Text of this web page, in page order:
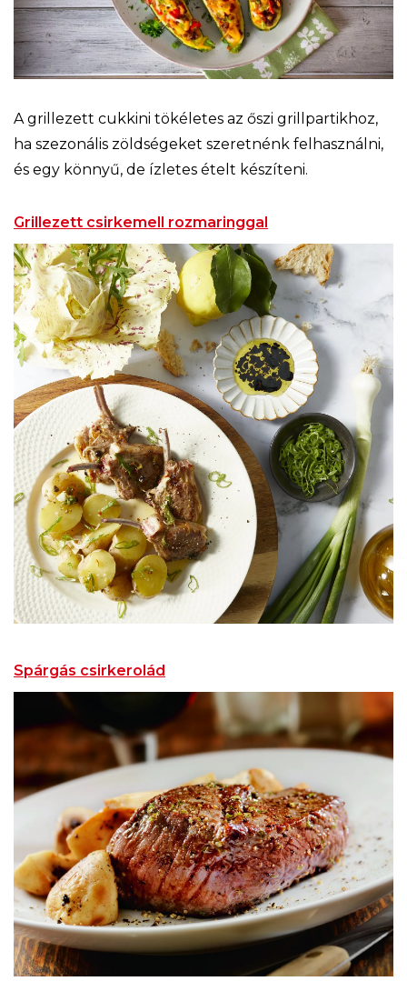
A grillezett cukkini tökéletes az őszi grillpartikhoz,
ha szezonális zöldségeket szeretnénk felhasználni,
és egy könnyű, de ízletes ételt készíteni.
Grillezett csirkemell rozmaringgal
Spárgás csirkerolád